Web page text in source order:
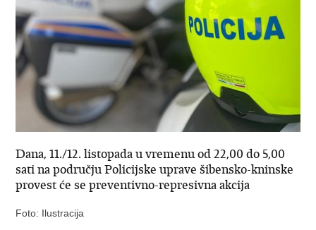
Dana, 11./12. listopada u vremenu od 22,00 do 5,00
sati na području Policijske uprave šibensko-kninske
provest će se preventivno-represivna akcija
Foto: Ilustracija